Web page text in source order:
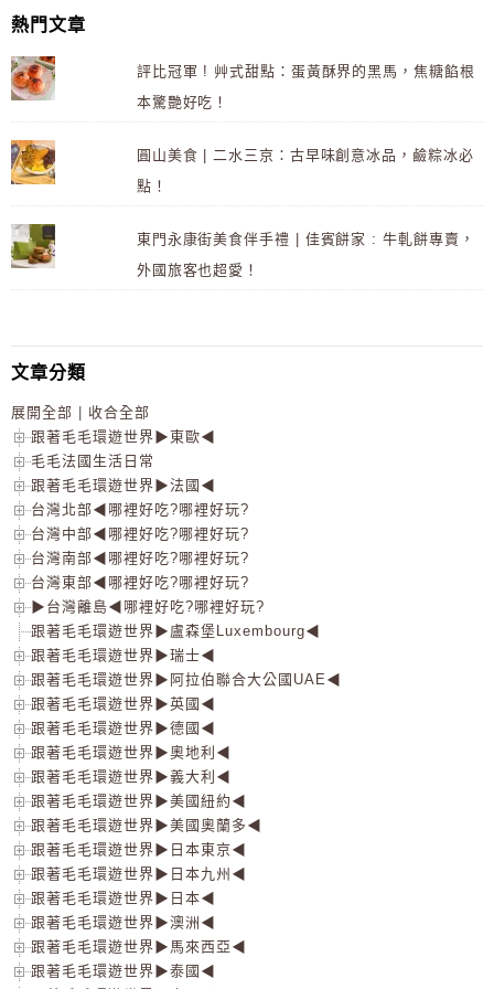
熱門文章
評比冠軍 ! 艸式甜點：蛋黃酥界的黑馬，焦糖餡根
本驚艷好吃！
圓山美食 | 二水三京：古早味創意冰品，鹼粽冰必
點！
東門永康街美食伴手禮 | 佳賓餅家 : 牛軋餅專賣，
外國旅客也超愛！
文章分類
展開全部
收合全部
跟著毛毛環遊世界▶東歐◀
毛毛法國生活日常
跟著毛毛環遊世界▶法國◀
台灣北部◀哪裡好吃?哪裡好玩?
台灣中部◀哪裡好吃?哪裡好玩?
台灣南部◀哪裡好吃?哪裡好玩?
台灣東部◀哪裡好吃?哪裡好玩?
▶台灣離島◀哪裡好吃?哪裡好玩?
跟著毛毛環遊世界▶盧森堡Luxembourg◀
跟著毛毛環遊世界▶瑞士◀
跟著毛毛環遊世界▶阿拉伯聯合大公國UAE◀
跟著毛毛環遊世界▶英國◀
跟著毛毛環遊世界▶德國◀
跟著毛毛環遊世界▶奧地利◀
跟著毛毛環遊世界▶義大利◀
跟著毛毛環遊世界▶美國紐約◀
跟著毛毛環遊世界▶美國奧蘭多◀
跟著毛毛環遊世界▶日本東京◀
跟著毛毛環遊世界▶日本九州◀
跟著毛毛環遊世界▶日本◀
跟著毛毛環遊世界▶澳洲◀
跟著毛毛環遊世界▶馬來西亞◀
跟著毛毛環遊世界▶泰國◀